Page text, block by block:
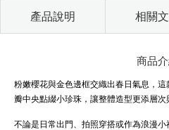
產品說明 相關
商品
粉嫩櫻花與金色邊框交織出春日氣息，
瓣中央點綴小珍珠，讓整體造型更添層次
不論是日常出門、拍照穿搭或作為浪漫